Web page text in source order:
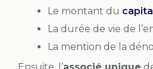
Le montant du
La durée de vie de
La mention de la